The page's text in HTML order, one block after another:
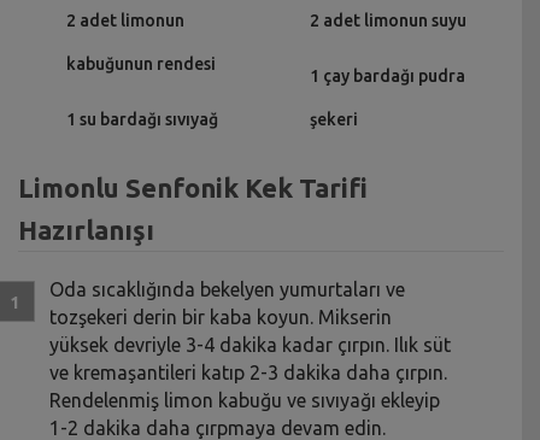
2 adet limonun
kabuğunun rendesi
1 su bardağı sıvıyağ
2 adet limonun suyu
1 çay bardağı pudra
şekeri
Limonlu Senfonik Kek Tarifi
Hazırlanışı
Oda sıcaklığında bekelyen yumurtaları ve
tozşekeri derin bir kaba koyun. Mikserin
yüksek devriyle 3-4 dakika kadar çırpın. Ilık süt
ve kremaşantileri katıp 2-3 dakika daha çırpın.
Rendelenmiş limon kabuğu ve sıvıyağı ekleyip
1-2 dakika daha çırpmaya devam edin.